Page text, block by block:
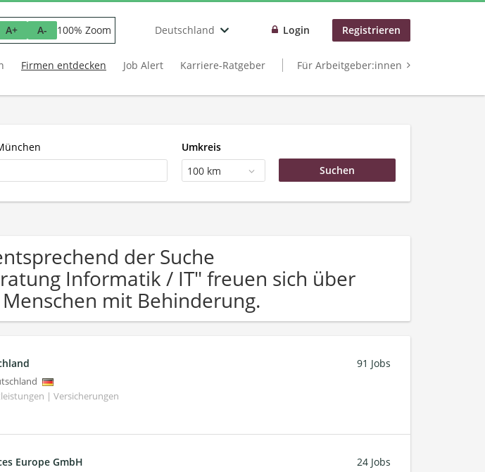
A+ A- 100% Zoom Deutschland Login Registrieren
Firmen entdecken Job Alert Karriere-Ratgeber Für Arbeitgeber:innen
Umkreis
100 km
der Suche
Informatik / IT" freuen sich über
mit Behinderung.
| Versicherungen
91 Jobs
Europe GmbH 24 Jobs